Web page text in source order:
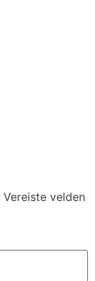
Vereiste velden